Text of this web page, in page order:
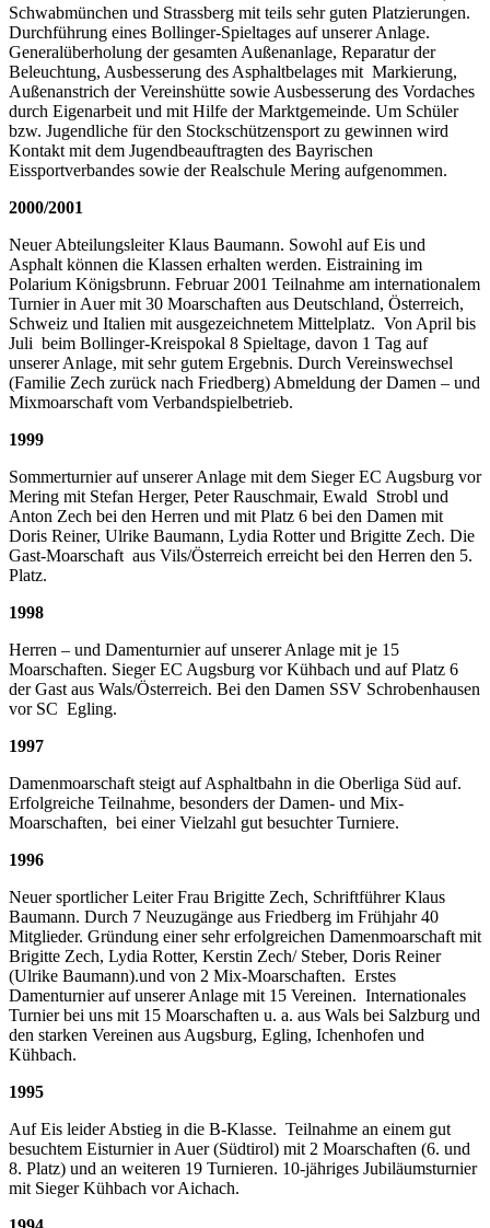
Schwabmünchen und Strassberg mit teils sehr guten Platzierungen.
Durchführung eines Bollinger-Spieltages auf unserer Anlage.
Generalüberholung der gesamten Außenanlage, Reparatur der
Beleuchtung, Ausbesserung des Asphaltbelages mit Markierung,
Außenanstrich der Vereinshütte sowie Ausbesserung des Vordaches
durch Eigenarbeit und mit Hilfe der Marktgemeinde. Um Schüler
bzw. Jugendliche für den Stockschützensport zu gewinnen wird
Kontakt mit dem Jugendbeauftragten des Bayrischen
Eissportverbandes sowie der Realschule Mering aufgenommen.
2000/2001
Neuer Abteilungsleiter Klaus Baumann. Sowohl auf Eis und
Asphalt können die Klassen erhalten werden. Eistraining im
Polarium Königsbrunn. Februar 2001 Teilnahme am internationalem
Turnier in Auer mit 30 Moarschaften aus Deutschland, Österreich,
Schweiz und Italien mit ausgezeichnetem Mittelplatz. Von April bis
Juli beim Bollinger-Kreispokal 8 Spieltage, davon 1 Tag auf
unserer Anlage, mit sehr gutem Ergebnis. Durch Vereinswechsel
(Familie Zech zurück nach Friedberg) Abmeldung der Damen – und
Mixmoarschaft vom Verbandspielbetrieb.
1999
Sommerturnier auf unserer Anlage mit dem Sieger EC Augsburg vor
Mering mit Stefan Herger, Peter Rauschmair, Ewald Strobl und
Anton Zech bei den Herren und mit Platz 6 bei den Damen mit
Doris Reiner, Ulrike Baumann, Lydia Rotter und Brigitte Zech. Die
Gast-Moarschaft aus Vils/Österreich erreicht bei den Herren den 5.
Platz.
1998
Herren – und Damenturnier auf unserer Anlage mit je 15
Moarschaften. Sieger EC Augsburg vor Kühbach und auf Platz 6
der Gast aus Wals/Österreich. Bei den Damen SSV Schrobenhausen
vor SC Egling.
1997
Damenmoarschaft steigt auf Asphaltbahn in die Oberliga Süd auf.
Erfolgreiche Teilnahme, besonders der Damen- und Mix-
Moarschaften, bei einer Vielzahl gut besuchter Turniere.
1996
Neuer sportlicher Leiter Frau Brigitte Zech, Schriftführer Klaus
Baumann. Durch 7 Neuzugänge aus Friedberg im Frühjahr 40
Mitglieder. Gründung einer sehr erfolgreichen Damenmoarschaft mit
Brigitte Zech, Lydia Rotter, Kerstin Zech/ Steber, Doris Reiner
(Ulrike Baumann).und von 2 Mix-Moarschaften. Erstes
Damenturnier auf unserer Anlage mit 15 Vereinen. Internationales
Turnier bei uns mit 15 Moarschaften u. a. aus Wals bei Salzburg und
den starken Vereinen aus Augsburg, Egling, Ichenhofen und
Kühbach.
1995
Auf Eis leider Abstieg in die B-Klasse. Teilnahme an einem gut
besuchtem Eisturnier in Auer (Südtirol) mit 2 Moarschaften (6. und
8. Platz) und an weiteren 19 Turnieren. 10-jähriges Jubiläumsturnier
mit Sieger Kühbach vor Aichach.